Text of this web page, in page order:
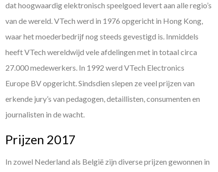
dat hoogwaardig elektronisch speelgoed levert aan alle regio’s
van de wereld. VTech werd in 1976 opgericht in Hong Kong,
waar het moederbedrijf nog steeds gevestigd is. Inmiddels
heeft VTech wereldwijd vele afdelingen met in totaal circa
27.000 medewerkers. In 1992 werd VTech Electronics
Europe BV opgericht. Sindsdien slepen ze veel prijzen van
erkende jury’s van pedagogen, detaillisten, consumenten en
journalisten in de wacht.
Prijzen 2017
In zowel Nederland als België zijn diverse prijzen gewonnen in